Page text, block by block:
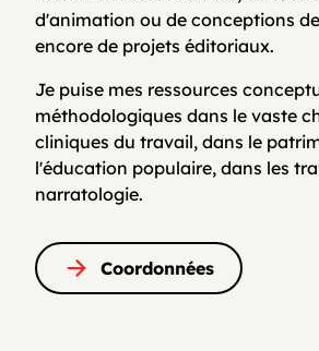
d'animation ou de conceptions
encore de projets éditoriaux.
Je puise mes ressources
méthodologiques dans le vaste
cliniques du travail, dans le
l'éducation populaire, dans les
narratologie.
Coordonnées